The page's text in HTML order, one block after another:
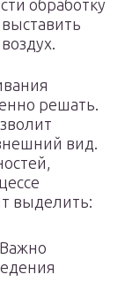
обработку
решать.
вид.
выделить: